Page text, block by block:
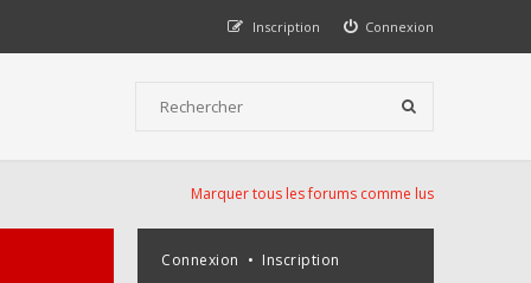
Connexion
Inscription
Marquer tous les forums comme lus
Connexion • Inscription